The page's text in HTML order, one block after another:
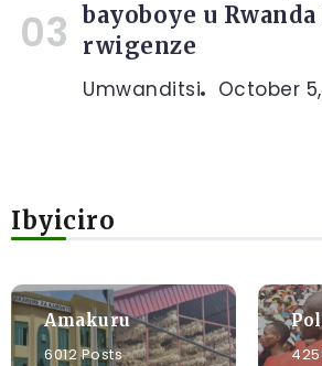
bayoboye u
rwigenze
Umwanditsi October
Ibyiciro
Amakuru
6012 Posts